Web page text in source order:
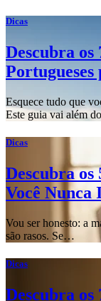
Dicas
Descubra
Portugueses
Esquece tudo que
Este guia vai além
Dicas
Descubra
Você Nunca
Vou ser honesto: a
são rasos. Se…
Dicas
Descubra